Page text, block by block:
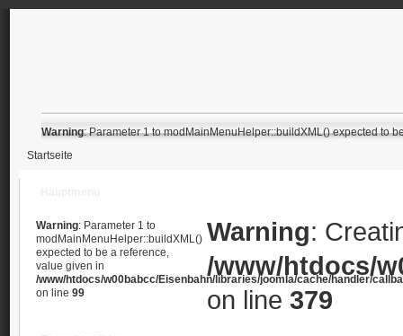
Warning: Parameter 1 to modMainMenuHelper::buildXML() expected to
Startseite
Warning: Parameter 1 to
modMainMenuHelper::buildXML()
expected to be a reference,
value given in
/www/htdocs/w00babcc/Eisenbahn/libraries/joomla/cache/handler/
on line 99
Warning:
/www/htdocs/
on line 379